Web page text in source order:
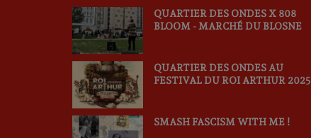
QUARTIER DES ONDES X 808
BLOOM - MARCHÉ DU BLOSNE
QUARTIER DES ONDES AU
FESTIVAL DU ROI ARTHUR 2025
SMASH FASCISM WITH ME !